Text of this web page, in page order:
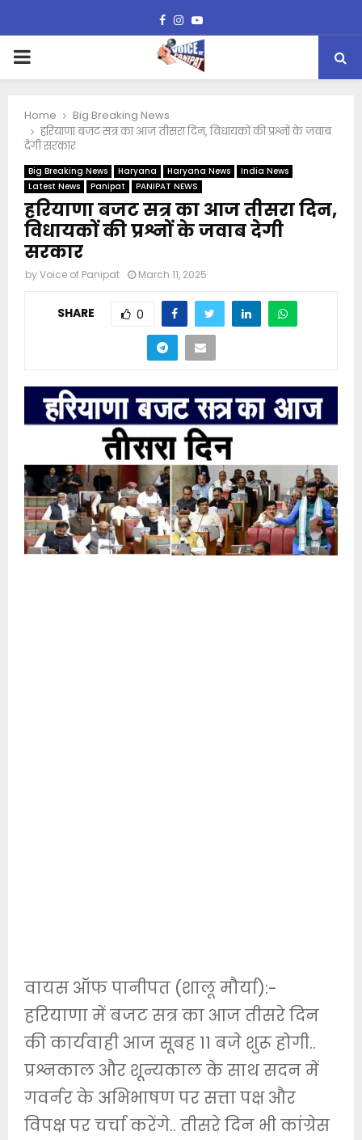
Facebook
Instagram
Youtube
PRIMARY
Home
Big Breaking News
हरियाणा बजट सत्र का आज तीसरा दिन, विधायकों की प्रश्नों के जवाब
देगी सरकार
Big Breaking News Haryana Haryana News
India News
Latest News
Panipat PANIPAT NEWS
हरियाणा बजट सत्र का आज तीसरा दिन,
विधायकों की प्रश्नों के जवाब देगी
सरकार
byVoice of Panipat March 11, 2025
SHARE 0
वायस ऑफ पानीपत (शालू मौर्या):-
हरियाणा में बजट सत्र का आज तीसरे दिन
की कार्यवाही आज सूबह 11 बजे शुरू होगी..
प्रश्नकाल और शून्यकाल के साथ सदन में
गवर्नर के अभिभाषण पर सत्ता पक्ष और
विपक्ष पर चर्चा करेंगे.. तीसरे दिन भी कांग्रेस